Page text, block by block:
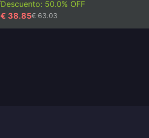
Descuento: 50.0% OFF
€ 38.85€ 63.03